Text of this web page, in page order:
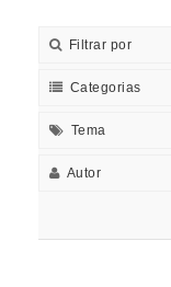
Filtrar por
Categorias
Tema
Autor